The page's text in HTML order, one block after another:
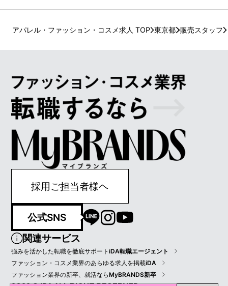
アパレル・ファッション・コスメ求人 TOP 東京都 販売スタッフ
採用ご担当者様ヘ
公式SNS
関連サービス
強みを活かした転職を徹底サポートiDA転職エージェント
ファッション・コスメ業界のあらゆる求人を掲載iDA
ファッション業界の新卒、就活ならMyBRANDS新卒